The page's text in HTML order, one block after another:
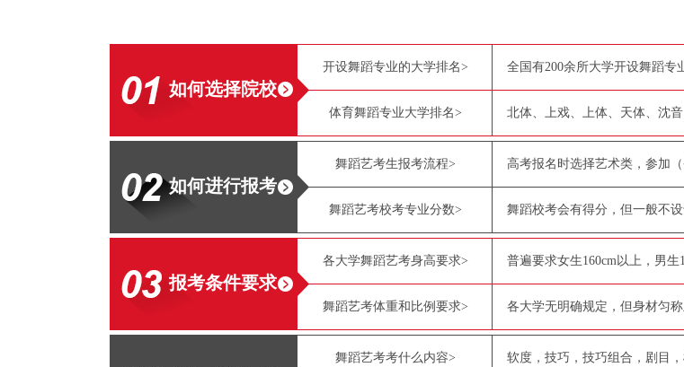
如何选择院校
开设舞蹈专业的大学排名> 全国有200余所大学开设舞蹈专
体育舞蹈专业大学排名> 北体、上戏、上体、天体、沈
如何进行报考
舞蹈艺考生报考流程> 高考报名时选择艺术类，参加（
舞蹈艺考校考专业分数> 舞蹈校考会有得分，但一般不
报考条件要求
各大学舞蹈艺考身高要求> 普遍要求女生160cm以上，男
舞蹈艺考体重和比例要求> 各大学无明确规定，但身材匀
舞蹈艺考考什么内容> 软度，技巧，技巧组合，剧目